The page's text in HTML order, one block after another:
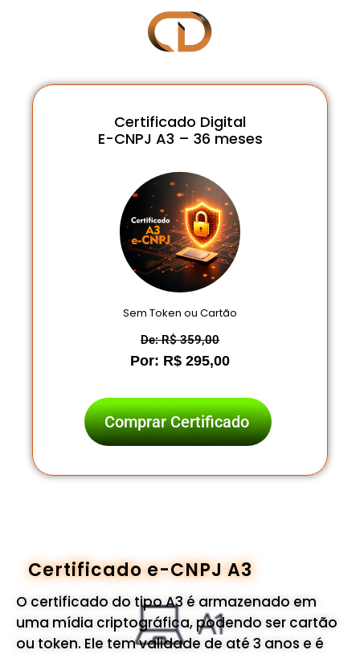
Certificado Digital
E-CNPJ A3 – 36 meses
Sem Token ou Cartão
De: R$ 359,00
Por: R$ 295,00
Comprar Certificado
Certificado e-CNPJ A3
O certificado do tipo A3 é armazenado em
uma mídia criptográfica, podendo ser cartão
ou token. Ele tem validade de até 3 anos e é